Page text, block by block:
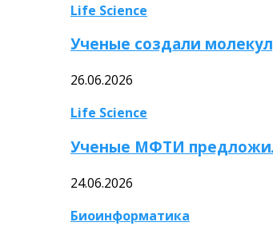
Life Science
Ученые создали
26.06.2026
Life Science
Ученые МФТИ
24.06.2026
Биоинформатика